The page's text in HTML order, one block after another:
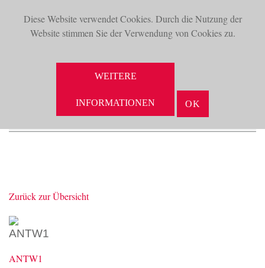
Diese Website verwendet Cookies. Durch die Nutzung der
Website stimmen Sie der Verwendung von Cookies zu.
WEITERE
INFORMATIONEN OK
Zurück zur Übersicht
ANTW1
ANTW1